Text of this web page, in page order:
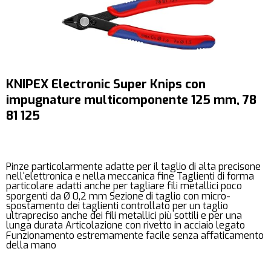
KNIPEX Electronic Super Knips con
impugnature multicomponente 125 mm, 78
81 125
Pinze particolarmente adatte per il taglio di alta precisone
nell'elettronica e nella meccanica fine Taglienti di forma
particolare adatti anche per tagliare fili metallici poco
sporgenti da Ø 0,2 mm Sezione di taglio con micro-
spostamento dei taglienti controllato per un taglio
ultrapreciso anche dei fili metallici più sottili e per una
lunga durata Articolazione con rivetto in acciaio legato
Funzionamento estremamente facile senza affaticamento
della mano